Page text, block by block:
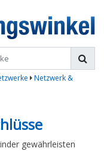
Netzwerk &
gewährleisten